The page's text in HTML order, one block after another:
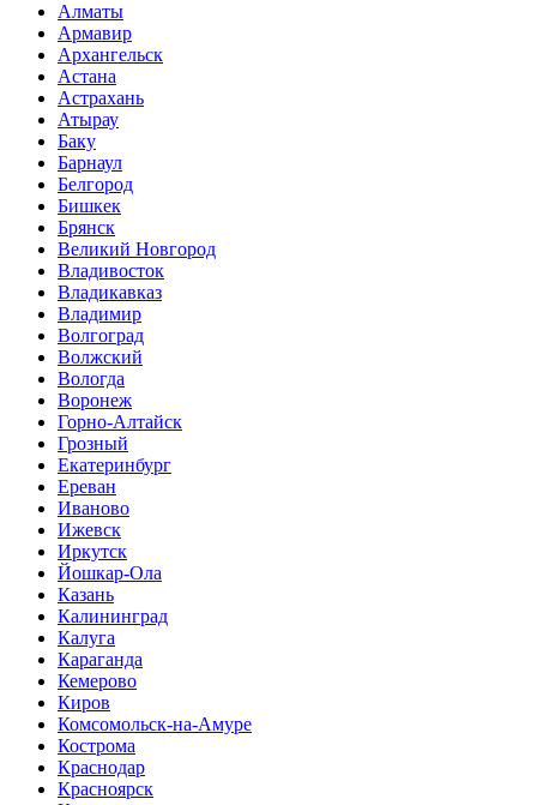
Алматы
Армавир
Архангельск
Астана
Астрахань
Атырау
Баку
Барнаул
Белгород
Бишкек
Брянск
Великий Новгород
Владивосток
Владикавказ
Владимир
Волгоград
Волжский
Вологда
Воронеж
Горно-Алтайск
Грозный
Екатеринбург
Ереван
Иваново
Ижевск
Иркутск
Йошкар-Ола
Казань
Калининград
Калуга
Караганда
Кемерово
Киров
Комсомольск-на-Амуре
Кострома
Краснодар
Красноярск